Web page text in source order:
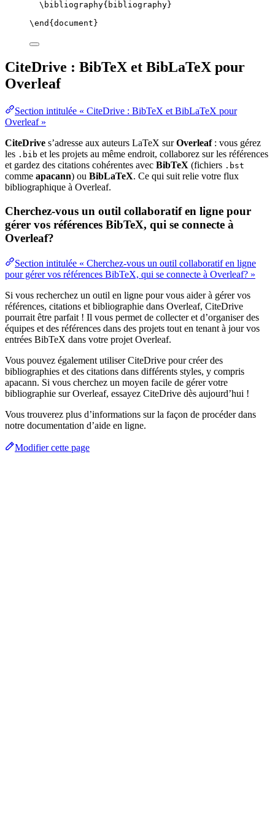
\bibliography{bibliography}
\end { document }
CiteDrive : BibTeX et BibLaTeX pour
Overleaf
Section intitulée « CiteDrive : BibTeX et BibLaTeX pour
Overleaf »
CiteDrive s’adresse aux auteurs LaTeX surOverleaf: vous gérez
les .bib et les projets au même endroit, collaborez sur les références
et gardez des citations cohérentes avec BibTeX (fichiers .bst
comme apacann) ou BibLaTeX. Ce qui suit relie votre flux
bibliographique à Overleaf.
Cherchez-vous un outil collaboratif en ligne pour
gérer vos références BibTeX, qui se connecte à
Overleaf?
Section intitulée « Cherchez-vous un outil collaboratif en ligne
pour gérer vos références BibTeX, qui se connecte à Overleaf? »
Si vous recherchez un outil en ligne pour vous aider à gérer vos
références, citations et bibliographie dans Overleaf, CiteDrive
pourrait être parfait ! Il vous permet de collecter et d’organiser des
équipes et des références dans des projets tout en tenant à jour vos
entrées BibTeX dans votre projet Overleaf.
Vous pouvez également utiliser CiteDrive pour créer des
bibliographies et des citations dans différents styles, y compris
apacann. Si vous cherchez un moyen facile de gérer votre
bibliographie sur Overleaf, essayez CiteDrive dès aujourd’hui !
Vous trouverez plus d’informations sur la façon de procéder dans
notre documentation d’aide en ligne.
Modifier cette page